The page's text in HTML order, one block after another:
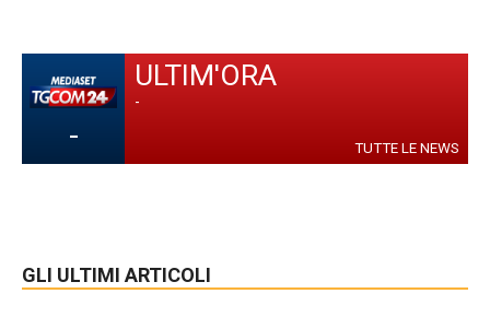
-
ULTIM'ORA
-
TUTTE LE NEWS
GLI ULTIMI ARTICOLI